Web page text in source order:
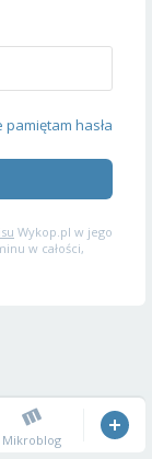
pamiętam hasła
Wykop.pl w jego
w całości,
Mikroblog